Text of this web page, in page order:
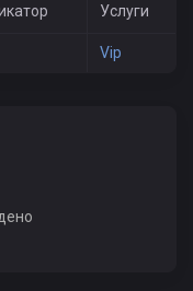
Услуги
Vip